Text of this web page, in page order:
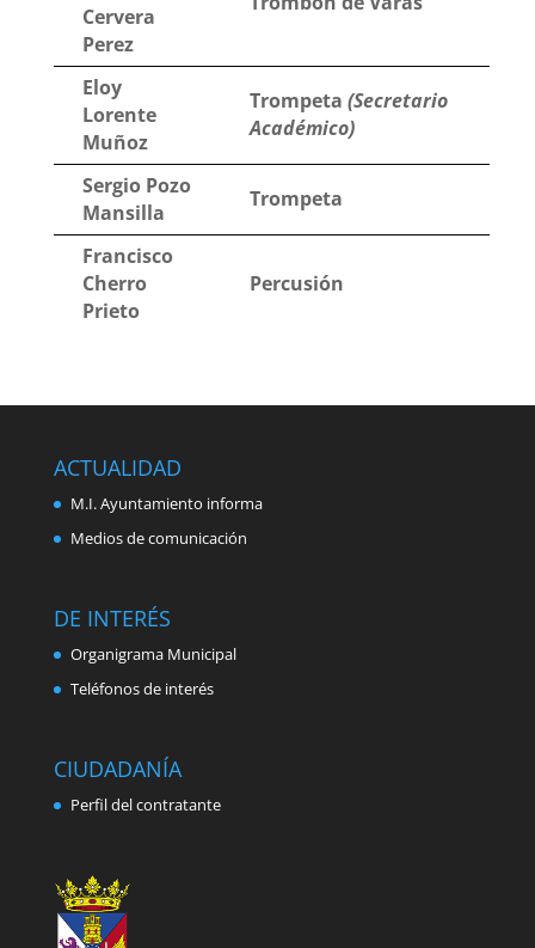
Cervera
Perez
Eloy
Lorente
Muñoz
Trompeta (Secretario
Académico)
Sergio Pozo
Mansilla
Trompeta
Francisco
Cherro
Prieto
Percusión
ACTUALIDAD
M.I. Ayuntamiento informa
Medios de comunicación
DE INTERÉS
Organigrama Municipal
Teléfonos de interés
CIUDADANÍA
Perfil del contratante